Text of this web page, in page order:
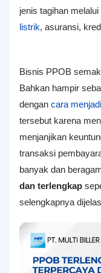
jenis tagihan
listrik, asuransi,
Bisnis PPOB
Bahkan hampir
dengan cara
tersebut karena
menjanjikan
transaksi
banyak dan
dan terlengkap
selengkapnya